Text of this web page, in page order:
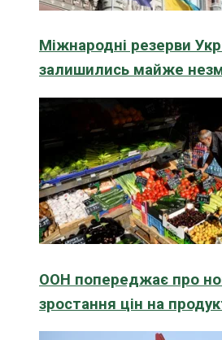
Міжнародні резерви
залишились майже
ООН попереджає про
зростання цін на